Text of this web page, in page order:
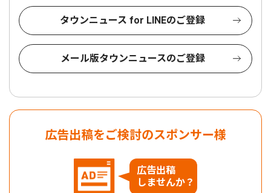
タウンニュース for LINEのご登録
メール版タウンニュースのご登録
広告出稿をご検討のスポンサー様
広告出稿
しませんか？